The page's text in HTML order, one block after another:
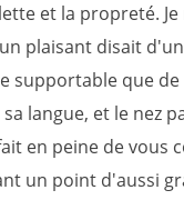
et la propreté.
plaisant disait
supportable que
langue, et le nez
en peine de vous
un point d'aussi